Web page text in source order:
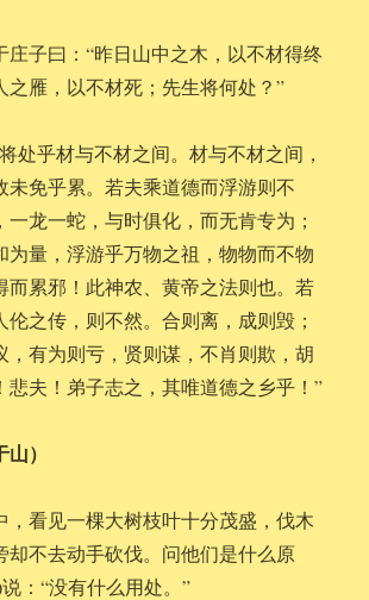
庄子曰：“昨日山中之木，以不材得终
之雁，以不材死；先生将何处？”
处乎材与不材之间。材与不材之间，
未免乎累。若夫乘道德而浮游则不
一龙一蛇，与时俱化，而无肯专为；
为量，浮游乎万物之祖，物物而不物
而累邪！此神农、黄帝之法则也。若
伦之传，则不然。合则离，成则毁；
，有为则亏，贤则谋，不肖则欺，胡
悲夫！弟子志之，其唯道德之乡乎！”
）
，看见一棵大树枝叶十分茂盛，伐木
却不去动手砍伐。问他们是什么原
：“没有什么用处。”